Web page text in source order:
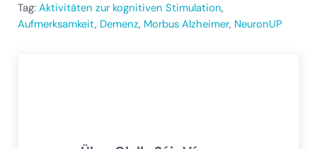
Tag: Aktivitäten zur kognitiven Stimulation,
Aufmerksamkeit, Demenz, Morbus Alzheimer, NeuronUP